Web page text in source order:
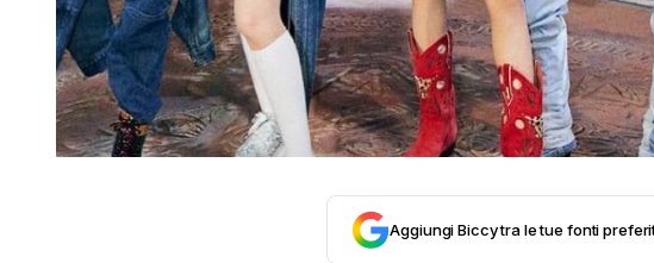
Aggiungi Biccy tra le tue fonti